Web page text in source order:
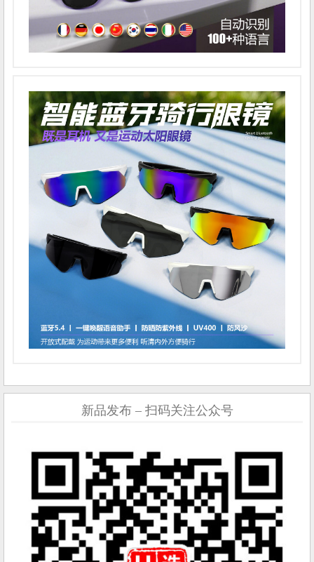
新品发布 – 扫码关注公众号